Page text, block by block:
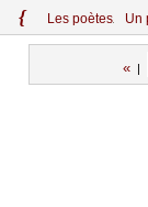
{ Les poètes Un
«